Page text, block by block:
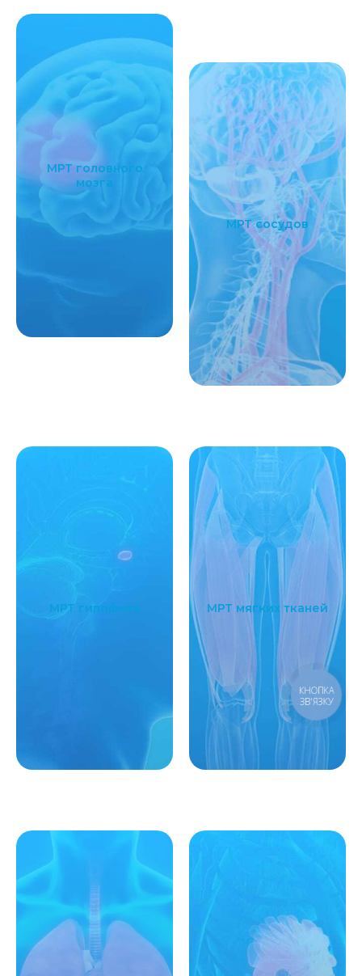
МРТ головного
мозга
МРТ сосудов
МРТ гипофиза МРТ мягких тканей
КНОПКА
ЗВ'ЯЗКУ